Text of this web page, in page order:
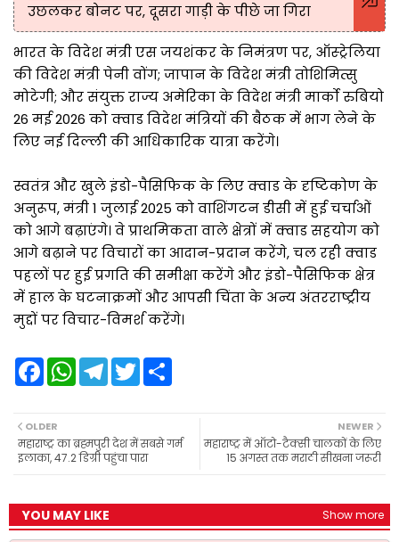
उछलकर बोनट पर, दूसरा गाड़ी के पीछे जा गिरा
भारत के विदेश मंत्री एस जयशंकर के निमंत्रण पर, ऑस्ट्रेलिया
की विदेश मंत्री पेनी वोंग; जापान के विदेश मंत्री तोशिमित्सु
मोटेगी; और संयुक्त राज्य अमेरिका के विदेश मंत्री मार्को रुबियो
26 मई 2026 को क्वाड विदेश मंत्रियों की बैठक में भाग लेने के
लिए नई दिल्ली की आधिकारिक यात्रा करेंगे।
स्वतंत्र और खुले इंडो-पैसिफिक के लिए क्वाड के दृष्टिकोण के
अनुरूप, मंत्री 1 जुलाई 2025 को वाशिंगटन डीसी में हुई चर्चाओं
को आगे बढ़ाएंगे। वे प्राथमिकता वाले क्षेत्रों में क्वाड सहयोग को
आगे बढ़ाने पर विचारों का आदान-प्रदान करेंगे, चल रही क्वाड
पहलों पर हुई प्रगति की समीक्षा करेंगे और इंडो-पैसिफिक क्षेत्र
में हाल के घटनाक्रमों और आपसी चिंता के अन्य अंतरराष्ट्रीय
मुद्दों पर विचार-विमर्श करेंगे।
F
a
b
o
o
k
W
A
p
p
T
e
r
a
m
T
w
e
r
NEWER
महाराष्ट्र में ऑटो-टैक्सी चालकों के लिए
15 अगस्त तक मराठी सीखना जरूरी
OLDER
महाराष्ट्र का ब्रह्मपुरी देश में सबसे गर्म
इलाका, 47.2 डिग्री पहुंचा पारा
YOU MAY LIKE Show more